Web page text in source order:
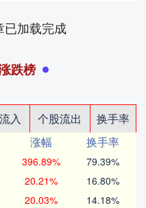
已加载完成
跌榜
入 个股流出
换手率
涨幅
换手率
396.89% 79.39%
20.21% 16.80%
20.03% 14.18%